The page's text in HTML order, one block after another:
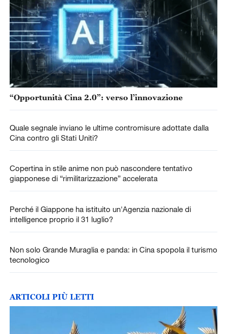
“Opportunità Cina 2.0”: verso l’innovazione
Quale segnale inviano le ultime contromisure adottate dalla
Cina contro gli Stati Uniti?
Copertina in stile anime non può nascondere tentativo
giapponese di “rimilitarizzazione” accelerata
Perché il Giappone ha istituito un'Agenzia nazionale di
intelligence proprio il 31 luglio?
Non solo Grande Muraglia e panda: in Cina spopola il turismo
tecnologico
ARTICOLI PIÙ LETTI